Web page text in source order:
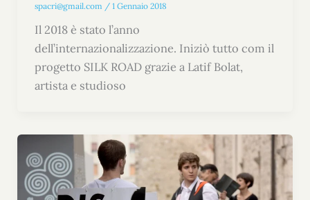
spacri@gmail.com / 1 Gennaio 2018
Il 2018 è stato l’anno
dell’internazionalizzazione. Iniziò tutto com il
progetto SILK ROAD grazie a Latif Bolat,
artista e studioso